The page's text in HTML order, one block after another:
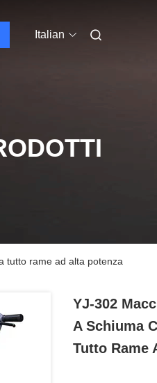
Italian
tutto rame ad alta potenza
YJ-302
A Schiuma
Tutto Rame